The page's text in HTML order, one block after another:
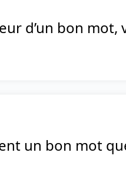
d’un bon
un bon mot